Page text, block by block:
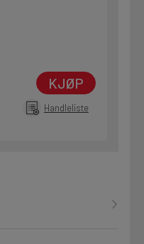
KJØP
Handleliste